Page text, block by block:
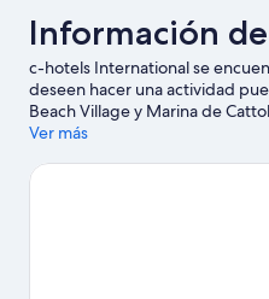
Información
c-hotels International se
deseen hacer una actividad
Beach Village y Marina de
quieran apreciar la belleza
Navi Aquarium y Acquario Di
Ver más